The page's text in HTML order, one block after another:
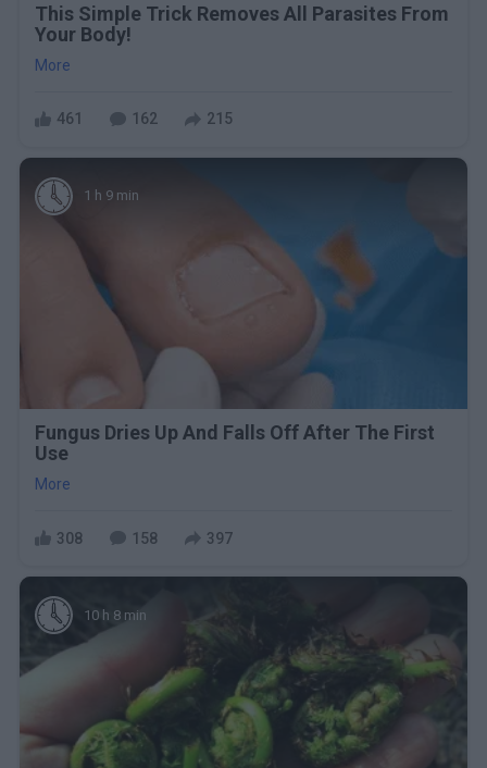
This Simple Trick Removes All Parasites From
Your Body!
More
461 162 215
1 h 9 min
Fungus Dries Up And Falls Off After The First
Use
More
308 158 397
10 h 8 min